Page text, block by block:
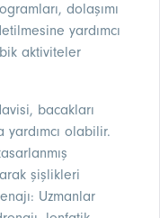
dolaşımı
yardımcı
aktiviteler
bacakları
olabilir.
şişlikleri
Uzmanlar